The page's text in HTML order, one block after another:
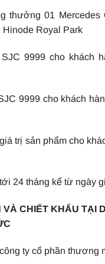
thưởng 01
Hinode Royal Park
9999 cho khách
9999 cho khách
trị sản phẩm cho
24 tháng kể từ ngày
VÀ CHIẾT KHẤU TẠI
ty cổ phần thương